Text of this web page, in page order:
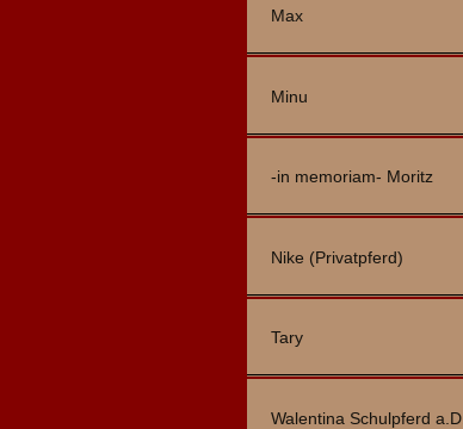
Max
Minu
-in memoriam- Moritz
Nike (Privatpferd)
Tary
Walentina Schulpferd a.D.